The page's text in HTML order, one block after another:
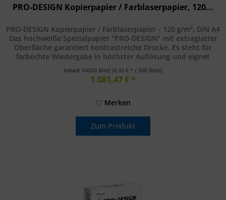
PRO-DESIGN Kopierpapier / Farblaserpapier, 120...
PRO-DESIGN Kopierpapier / Farblaserpapier - 120 g/m², DIN A4
Das hochweiße Spezialpapier "PRO-DESIGN" mit extraglatter
Oberfläche garantiert kontrastreiche Drucke. Es steht für
farbechte Wiedergabe in höchster Auflösung und eignet
Inhalt 64000 Blatt (8,45 € * / 500 Blatt)
1.081,47 € *
Merken
Zum Produkt